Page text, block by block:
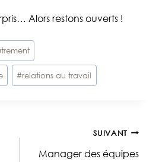
Alors restons ouverts !
#relations au travail
SUIVANT
Manager des équipes